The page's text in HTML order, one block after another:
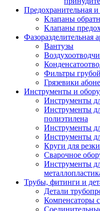
Предохранительная
Клапаны
Клапаны
Фазоразделительная
Вантузы
Фильтры
Грязевики
Инструменты и
Инструменты
Инструменты
полиэтилена
Инструменты
Инструменты
Круги для
Сварочное
Инструменты
Трубы, фитинги и
Детали
Компенсаторы